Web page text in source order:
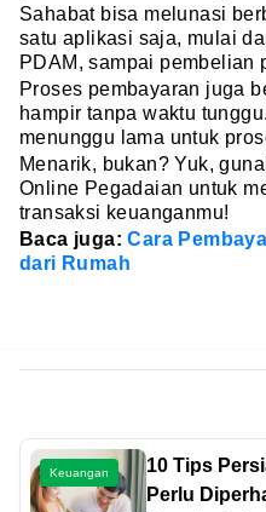
Sahabat bisa melunasi
satu aplikasi saja, mulai
PDAM, sampai pembelian
Proses pembayaran juga
hampir tanpa waktu
menunggu lama untuk
Menarik, bukan? Yuk,
Online Pegadaian untuk
transaksi keuanganmu!
Baca juga:Cara
dari Rumah
Keuangan
10 Tips
Perlu